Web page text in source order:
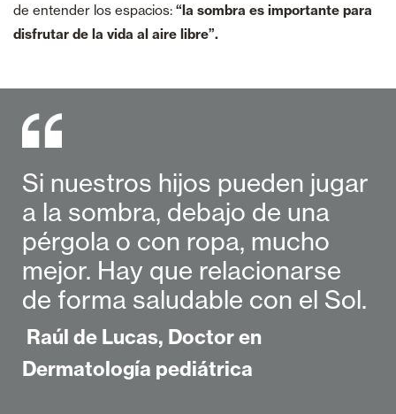
de entender los espacios: “la sombra es importante para
disfrutar de la vida al aire libre”.
Si nuestros hijos pueden jugar
a la sombra, debajo de una
pérgola o con ropa, mucho
mejor. Hay que relacionarse
de forma saludable con el Sol.
Raúl de Lucas, Doctor en
Dermatología pediátrica